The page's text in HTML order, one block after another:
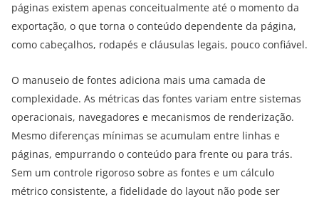
páginas existem apenas conceitualmente até o momento da
exportação, o que torna o conteúdo dependente da página,
como cabeçalhos, rodapés e cláusulas legais, pouco confiável.
O manuseio de fontes adiciona mais uma camada de
complexidade. As métricas das fontes variam entre sistemas
operacionais, navegadores e mecanismos de renderização.
Mesmo diferenças mínimas se acumulam entre linhas e
páginas, empurrando o conteúdo para frente ou para trás.
Sem um controle rigoroso sobre as fontes e um cálculo
métrico consistente, a fidelidade do layout não pode ser